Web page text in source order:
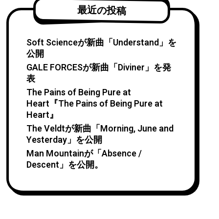
最近の投稿
Soft Scienceが新曲「Understand」を
公開
GALE FORCESが新曲「Diviner」を発
表
The Pains of Being Pure at
Heart『The Pains of Being Pure at
Heart』
The Veldtが新曲「Morning, June and
Yesterday」を公開
Man Mountainが「Absence /
Descent」を公開。